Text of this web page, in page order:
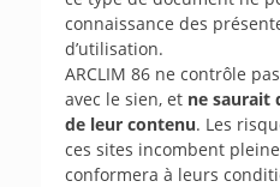
connaissance des
d’utilisation.
ARCLIM 86 ne contrôle
avec le sien, et ne saurait
de leur contenu. Les
ces sites incombent
conformera à leurs